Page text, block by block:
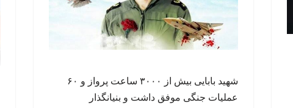
شهید بابایی بیش از ۳۰۰۰ ساعت پرواز و ۶۰
عملیات جنگی موفق داشت و بنیانگذار